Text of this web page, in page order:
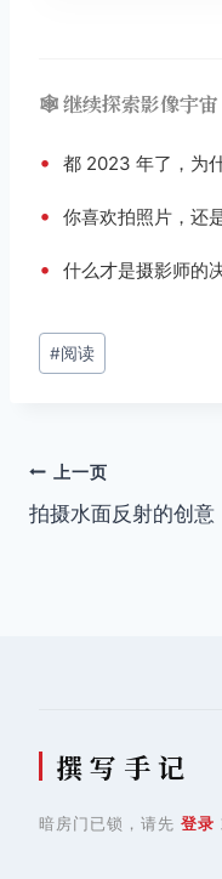
🕸️ 继续探索影像宇宙
• 都 2023 年了，为
• 你喜欢拍照片，还
• 什么才是摄影师的
文
章
#阅读
文
章
上一页
拍摄水面反射的创意
撰 写 手 记
暗房门已锁，请先 登录